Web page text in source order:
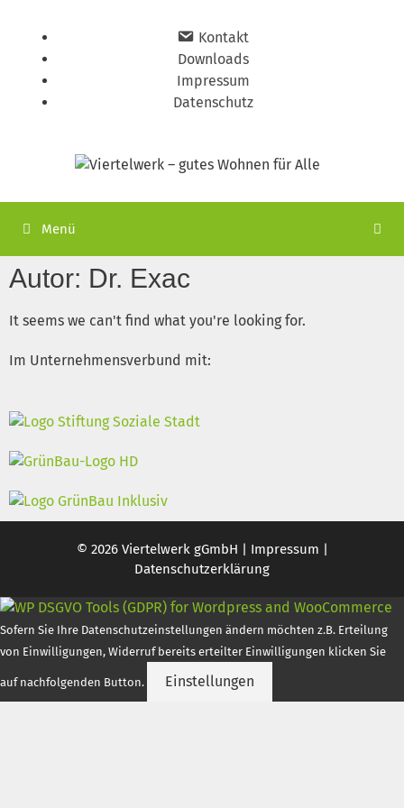
Kon­takt
Down­loads
Impres­sum
Daten­schutz
Menü
Autor: Dr. Exac
It seems we can't find what you're looking for.
Im Unternehmensverbund mit:
© 2026 Viertelwerk gGmbH | Impressum |
Datenschutzerklärung
Sofern Sie Ihre Datenschutzeinstellungen ändern möchten z.B. Erteilung
von Einwilligungen, Widerruf bereits erteilter Einwilligungen klicken Sie
auf nachfolgenden Button. Einstellungen